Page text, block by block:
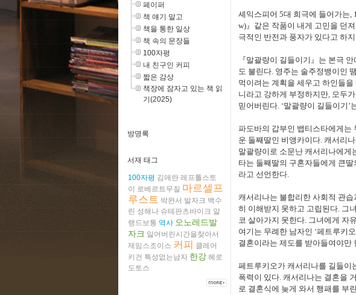
페이퍼
책 얘기 말고
책을 통한 일상
책 속의 문장들
100자평
내 친구인 커피
짧은 감상
책장에 잠자고 있는 책 읽
기(2025)
방명록
서재 태그
100자평 김애란 레프톨스토
이
로베르트무질 마르셀프
루스트 박완서 발자크 백수
린 성해나 슈테판츠바이크 알
랭드보통 역사 오노레드발
자크 잃어버린시간을찾아서
제임스조이스 커피 클레어
키건 특성없는남자 한강 헤로
도토스
셰익스피어 5대 희극에 들어가는,
w)』 같은 작품이 내게 고민을 던
극적인 반전과 풍자가 있다고 하
『말괄량이 길들이기 』 는 본극
도 불린다. 영주는 술주정뱅이인
먹이려는 계획을 세우고 하인들
니라고 강하게 부정하지만, 모두
믿어버린다. ‘말괄량이 길들이기 ’
파도바의 갑부인 뱁티스타에게는
운 둘째딸인 비앵카이다. 캐서리
말괄량이로 소문난 캐서리나에게
타는 둘째딸의 구혼자들에게 큰
라고 선언한다.
캐서리나는 불합리한 사회적 관
히 이해받지 못하고 고립된다. 그
코 살아가지 못한다. 그녀에게 자
여기는 무례한 남자인 ‘페트루키오
결혼이라는 제도를 받아들여야만
페트루키오가 캐서리나를 길들이
폭력이 있다. 캐서리나는 결혼을
로 결혼식에 늦게 와서 행패를 부